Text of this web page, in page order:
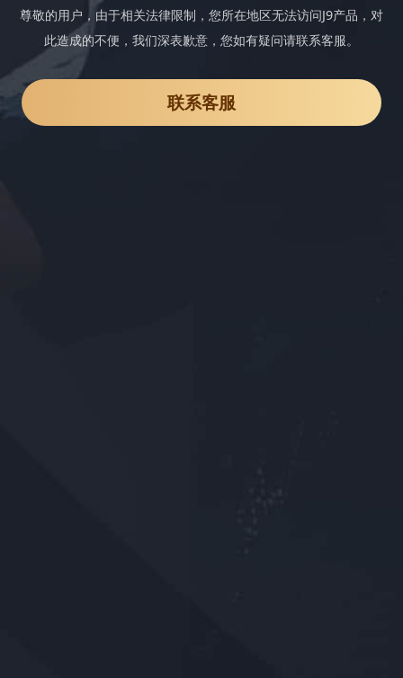
尊敬的用户，由于相关法律限制，您所在地区无法访问J9产品，对
此造成的不便，我们深表歉意，您如有疑问请联系客服。
联系客服